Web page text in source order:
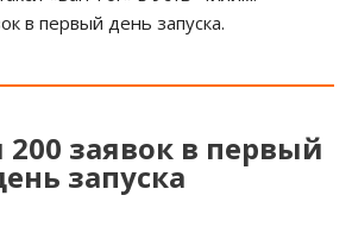
в первый день запуска.
заявок в первый
запуска